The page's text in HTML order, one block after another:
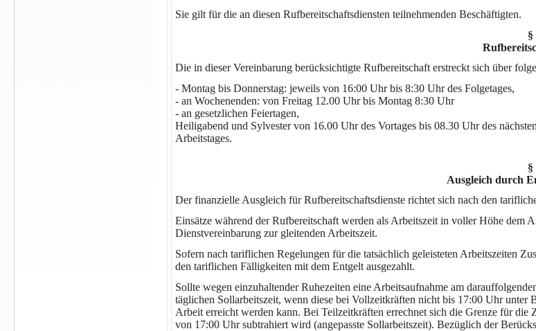
Sie gilt für die an diesen Rufbereitschaftsdiensten teilnehmenden Beschäftigten.
§
Die in dieser Vereinbarung berücksichtigte Rufbereitschaft erstreckt sich über
- Montag bis Donnerstag: jeweils von 16:00 Uhr bis 8:30 Uhr des Folgetages,
- an Wochenenden: von Freitag 12.00 Uhr bis Montag 8:30 Uhr
- an gesetzlichen Feiertagen,
Heiligabend und Sylvester von 16.00 Uhr des Vortages bis 08.30 Uhr des nächsten
Arbeitstages.
§
Ausgleich durch
Der finanzielle Ausgleich für Rufbereitschaftsdienste richtet sich nach den
Einsätze während der Rufbereitschaft werden als Arbeitszeit in voller Höhe dem
Dienstvereinbarung zur gleitenden Arbeitszeit.
Sofern nach tariflichen Regelungen für die tatsächlich geleisteten Arbeitszeiten
den tariflichen Fälligkeiten mit dem Entgelt ausgezahlt.
Sollte wegen einzuhaltender Ruhezeiten eine Arbeitsaufnahme am
täglichen Sollarbeitszeit, wenn diese bei Vollzeitkräften nicht bis 17:00 Uhr unter
Arbeit erreicht werden kann. Bei Teilzeitkräften errechnet sich die Grenze für
von 17:00 Uhr subtrahiert wird (angepasste Sollarbeitszeit). Bezüglich der